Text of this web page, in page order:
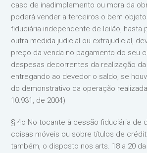
caso de inadimplemento ou mora da
poderá vender a terceiros o bem
fiduciária independente de leilão, hasta
outra medida judicial ou extrajudicial,
preço da venda no pagamento do seu
despesas decorrentes da realização da
entregando ao devedor o saldo, se
do demonstrativo da operação
10.931, de 2004)
§ 4o No tocante à cessão fiduciária de
coisas móveis ou sobre títulos de
também, o disposto nos arts. 18 a 20